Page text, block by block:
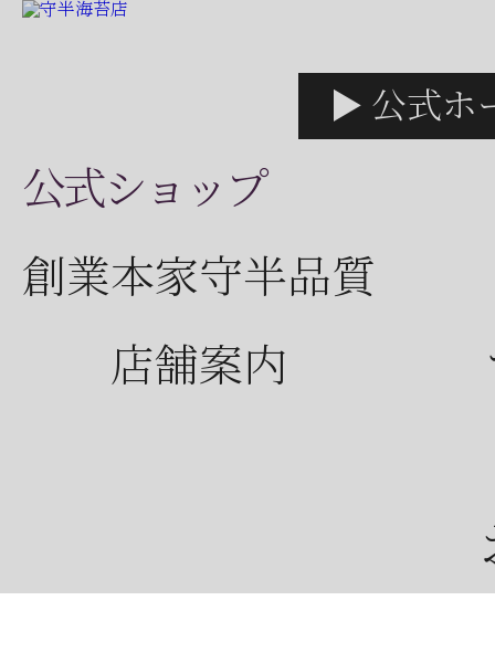
公式ショップ
▶ 公式ホ
創業本家守半品質
店舗案内